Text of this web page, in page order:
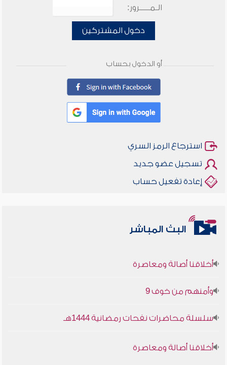
الـمـــــرور:
دخول المشتركين
أو الدخول بحساب
استرجاع الرمز السري
تسجيل عضو جديد
إعادة تفعيل حساب
البث المباشر
أخلاقنا أصالة ومعاصرة
وأمنهم من خوف 9
سلسلة محاضرات نفحات رمضانية 1444هـ
أخلاقنا أصالة ومعاصرة